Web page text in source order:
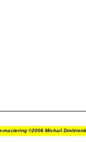
mastering ©2006 Michail